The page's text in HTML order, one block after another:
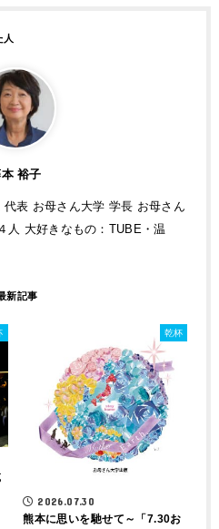
裕子
表 お母さん大学 学長 お母さん
人 大好きなもの：TUBE・温
乾杯
2026.07.30
熊本に思いを馳せて～「7.30お